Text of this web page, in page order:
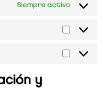
Siempre activo
y